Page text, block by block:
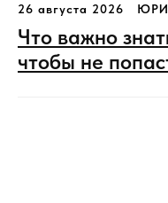
26 августа 2026
Что важно
чтобы не